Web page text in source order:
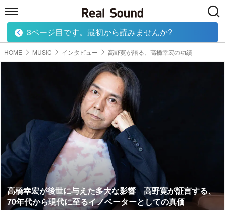
HOME MUSIC MOVIE TECH
HOME MUSIC インタビュー 高野寛が語る、高橋幸宏の功績
高橋幸宏が後世に与えた多大な影響 高野寛が証言する、
70年代から現代に至るイノベーターとしての真価
3ページ目です。最初から読みませんか?